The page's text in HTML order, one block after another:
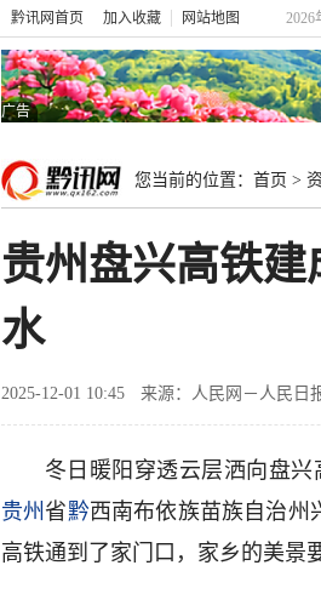
黔讯网首页 加入收藏 网站地图 2026
广告
您当前的位置： 首页 >
贵州盘兴高铁
水
2025-12-01 10:45 来源：人民网－人民日
冬日暖阳穿透云层洒向盘
贵州省黔西南布依族苗族自治州
高铁通到了家门口，家乡的美景